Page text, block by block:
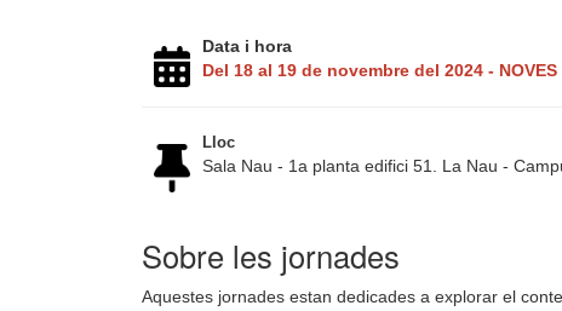
Data i hora
Del 18 al 19 de novembre del 2024 - NOVES
Lloc
Sala Nau - 1a planta edifici 51. La Nau -
Sobre les jornades
Aquestes jornades estan dedicades a explorar el